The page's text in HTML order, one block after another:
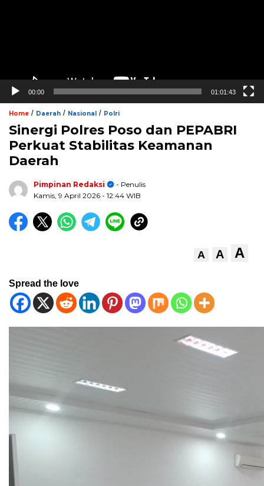
00:00 01:01:43
Home / Daerah / Nasional / Polri
Sinergi Polres Poso dan PEPABRI
Perkuat Stabilitas Keamanan
Daerah
Pimpinan Redaksi
- Penulis
Kamis, 9 April 2026 - 12:44 WIB
A A A
Spread the love